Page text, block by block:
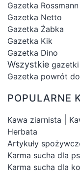
Gazetka Rossmann
Gazetka Netto
Gazetka Żabka
Gazetka Kik
Gazetka Dino
Wszystkie
Gazetka powrót
POPULARNE
Kawa ziarnista
Herbata
Artykuły
Karma sucha dla
Karma sucha dla